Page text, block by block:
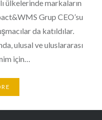
ülkelerinde markaların
Grup CEO’su
da katıldılar.
ulusal ve uluslararası
için…